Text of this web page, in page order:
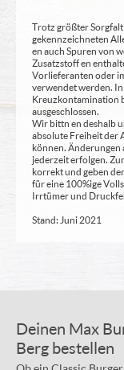
Trotz größter
gekennzeichneten
en auch Spuren von
Zusatzstoff en
Vorlieferanten oder
verwendet werden.
Kreuzkontamination
ausgeschlossen.
Wir bittn en deshalb
absolute Freiheit der
können. Änderungen
jederzeit erfolgen.
korrekt und geben
für eine 100%ige
Irrtümer und
Stand: Juni 2021
Deinen Max
Berg bestellen